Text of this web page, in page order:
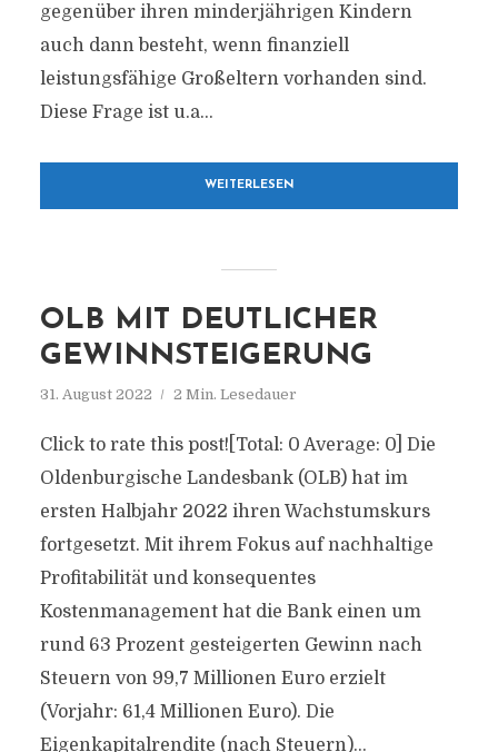
gegenüber ihren minderjährigen Kindern
auch dann besteht, wenn finanziell
leistungsfähige Großeltern vorhanden sind.
Diese Frage ist u.a...
WEITERLESEN
OLB MIT DEUTLICHER
GEWINNSTEIGERUNG
31. August 2022 2 Min. Lesedauer
Click to rate this post![Total: 0 Average: 0] Die
Oldenburgische Landesbank (OLB) hat im
ersten Halbjahr 2022 ihren Wachstumskurs
fortgesetzt. Mit ihrem Fokus auf nachhaltige
Profitabilität und konsequentes
Kostenmanagement hat die Bank einen um
rund 63 Prozent gesteigerten Gewinn nach
Steuern von 99,7 Millionen Euro erzielt
(Vorjahr: 61,4 Millionen Euro). Die
Eigenkapitalrendite (nach Steuern)...